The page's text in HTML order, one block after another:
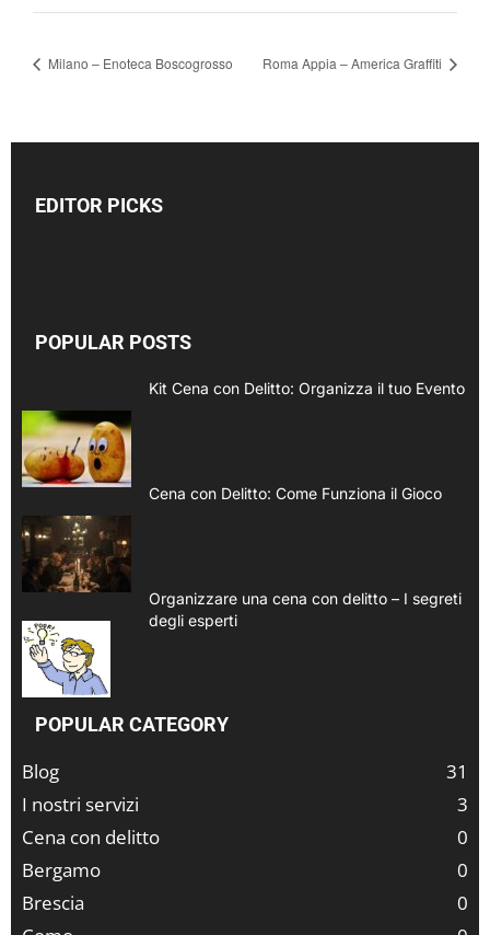
Milano – Enoteca Boscogrosso Roma Appia – America Graffiti
EDITOR PICKS
POPULAR POSTS
Kit Cena con Delitto: Organizza il tuo Evento
Cena con Delitto: Come Funziona il Gioco
Organizzare una cena con delitto – I segreti
degli esperti
POPULAR CATEGORY
Blog
31
I nostri servizi
3
Cena con delitto
0
Bergamo
0
Brescia
0